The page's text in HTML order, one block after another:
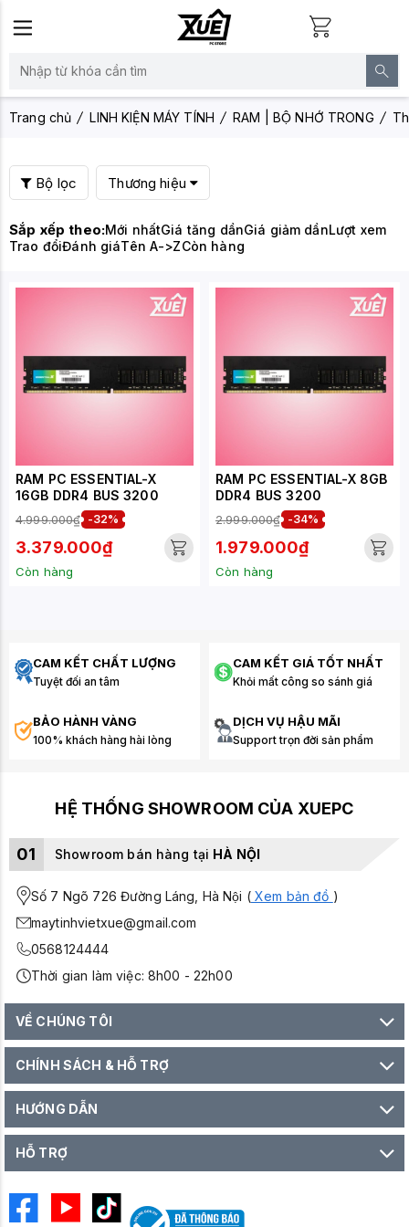
Trang chủ LINH KIỆN MÁY TÍNH RAM | BỘ NHỚ TRONG
Bộ lọc Thương hiệu
Sắp xếp theo:Mới nhấtGiá tăng dầnGiá giảm dầnLượt xem
Trao đổiĐánh giáTên A->ZCòn hàng
RAM PC ESSENTIAL-X
16GB DDR4 BUS 3200
4.999.000₫ -32%
3.379.000₫
Còn hàng
RAM PC ESSENTIAL-X 8GB
DDR4 BUS 3200
2.999.000₫ -34%
1.979.000₫
Còn hàng
CAM KẾT CHẤT LƯỢNG
Tuyệt đối an tâm
CAM KẾT GIÁ TỐT NHẤT
Khỏi mất công so sánh giá
BẢO HÀNH VÀNG
100% khách hàng hài lòng
DỊCH VỤ HẬU MÃI
Support trọn đời sản phẩm
HỆ THỐNG SHOWROOM CỦA XUEPC
01 Showroom bán hàng tại HÀ NỘI
Số 7 Ngõ 726 Đường Láng, Hà Nội (Xem bản đồ )
maytinhvietxue@gmail.com
0568124444
Thời gian làm việc: 8h00 - 22h00
VỀ CHÚNG TÔI
CHÍNH SÁCH & HỖ TRỢ
HƯỚNG DẪN
HỖ TRỢ